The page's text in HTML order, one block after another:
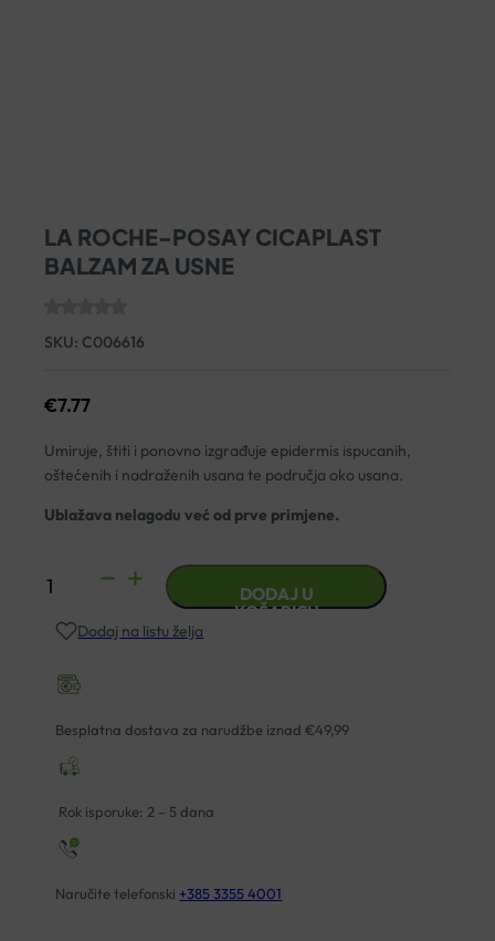
LA ROCHE-POSAY CICAPLAST
BALZAM ZA USNE
SKU: C006616
€7.77
Umiruje, štiti i ponovno izgrađuje epidermis ispucanih,
oštećenih i nadraženih usana te područja oko usana.
Ublažava nelagodu već od prve primjene.
LA
POSAY
BALZAM
ZA
količina
DODAJ U
KOŠARICU
Dodaj na listu želja
Besplatna dostava za narudžbe iznad €49,99
Rok isporuke: 2 – 5 dana
Naručite telefonski +385 3355 4001